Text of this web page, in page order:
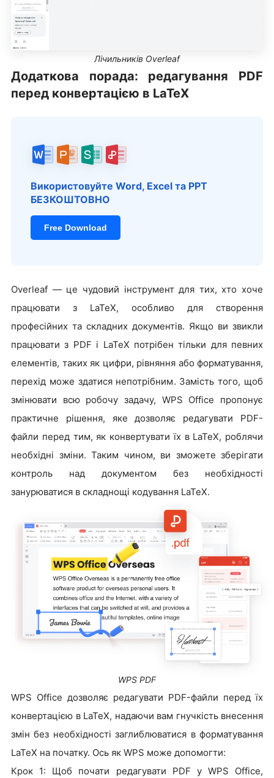
Лічильників Overleaf
Додаткова порада: редагування PDF
перед конвертацією в LaTeX
Використовуйте Word, Excel та PPT
БЕЗКОШТОВНО
Free Download
Overleaf — це чудовий інструмент для тих, хто хоче
працювати з LaTeX, особливо для створення
професійних та складних документів. Якщо ви звикли
працювати з PDF і LaTeX потрібен тільки для певних
елементів, таких як цифри, рівняння або форматування,
перехід може здатися непотрібним. Замість того, щоб
змінювати всю робочу задачу, WPS Office пропонує
практичне рішення, яке дозволяє редагувати PDF-
файли перед тим, як конвертувати їх в LaTeX, роблячи
необхідні зміни. Таким чином, ви зможете зберігати
контроль над документом без необхідності
занурюватися в складнощі кодування LaTeX.
WPS PDF
WPS Office дозволяє редагувати PDF-файли перед їх
конвертацією в LaTeX, надаючи вам гнучкість внесення
змін без необхідності заглиблюватися в форматування
LaTeX на початку. Ось як WPS може допомогти:
Крок 1: Щоб почати редагувати PDF у WPS Office,